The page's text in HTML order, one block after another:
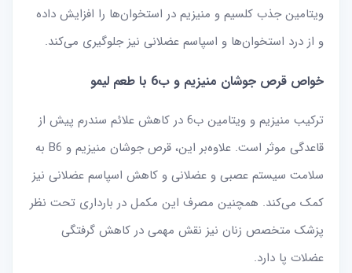
ویتامین جذب کلسیم و منیزیم در استخوان‌ها را افزایش داده
و از درد استخوان‌ها و اسپاسم عضلانی نیز جلوگیری می‌کند.
خواص قرص جوشان منیزیم و ب6 با طعم لیمو
ترکیب منیزیم و ویتامین ب6 در کاهش علائم سندرم پیش از
قاعدگی موثر است. علاوه‌بر این، قرص جوشان منیزیم و B6 به
سلامت سیستم عصبی و عضلانی و کاهش اسپاسم عضلانی نیز
کمک می‌کند. همچنین مصرف این مکمل در بارداری تحت نظر
پزشک متخصص زنان نیز نقش مهمی در کاهش گرفتگی
عضلات پا دارد.